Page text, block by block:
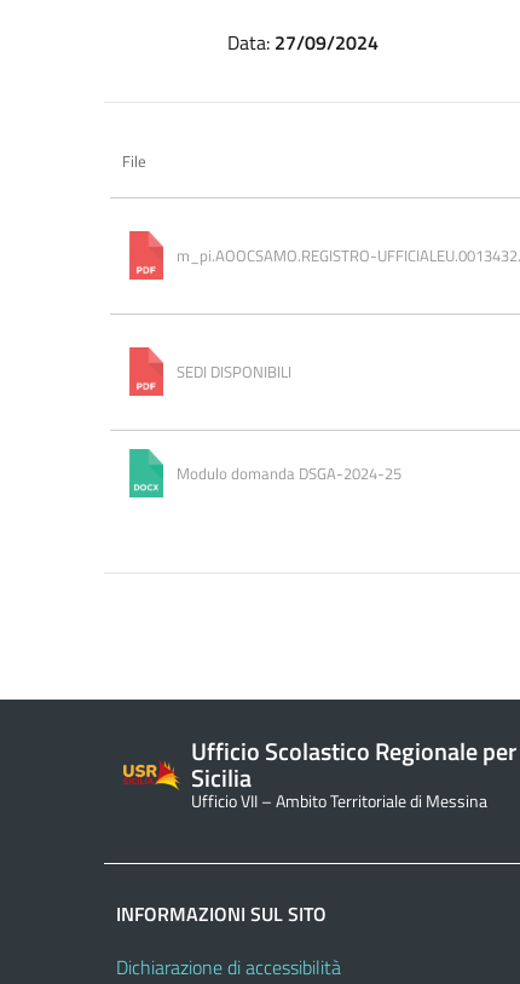
Data: 27/09/2024
File
m_pi.AOOCSAMO.REGISTRO-
SEDI DISPONIBILI
Modulo domanda DSGA-2024-25
Ufficio Scolastico Regionale
Sicilia
Ufficio VII – Ambito Territoriale di Messina
INFORMAZIONI SUL SITO
Dichiarazione di accessibilità